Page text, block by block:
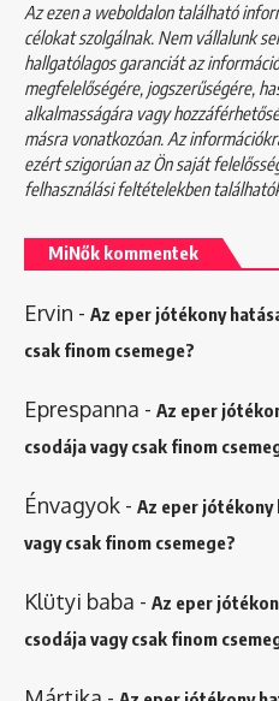
Az ezen a weboldalon található
célokat szolgálnak. Nem vállalunk
hallgatólagos garanciát az
megfelelőségére, jogszerűségére,
alkalmasságára vagy
másra vonatkozóan. Az
ezért szigorúan az Ön saját
felhasználási feltételekben
MiNők kommentek
Ervin - Az eper jótékony
csak finom csemege?
Eprespanna - Az eper
csodája vagy csak finom
Énvagyok - Az eper jótékony
vagy csak finom csemege?
Klütyi baba - Az eper
csodája vagy csak finom